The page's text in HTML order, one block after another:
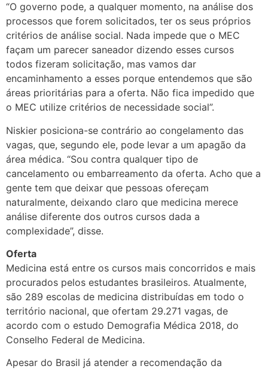
“O governo pode, a qualquer momento, na análise dos
processos que forem solicitados, ter os seus próprios
critérios de análise social. Nada impede que o MEC
façam um parecer saneador dizendo esses cursos
todos fizeram solicitação, mas vamos dar
encaminhamento a esses porque entendemos que são
áreas prioritárias para a oferta. Não fica impedido que
o MEC utilize critérios de necessidade social”.
Niskier posiciona-se contrário ao congelamento das
vagas, que, segundo ele, pode levar a um apagão da
área médica. “Sou contra qualquer tipo de
cancelamento ou embarreamento da oferta. Acho que a
gente tem que deixar que pessoas ofereçam
naturalmente, deixando claro que medicina merece
análise diferente dos outros cursos dada a
complexidade”, disse.
Oferta
Medicina está entre os cursos mais concorridos e mais
procurados pelos estudantes brasileiros. Atualmente,
são 289 escolas de medicina distribuídas em todo o
território nacional, que ofertam 29.271 vagas, de
acordo com o estudo Demografia Médica 2018, do
Conselho Federal de Medicina.
Apesar do Brasil já atender a recomendação da